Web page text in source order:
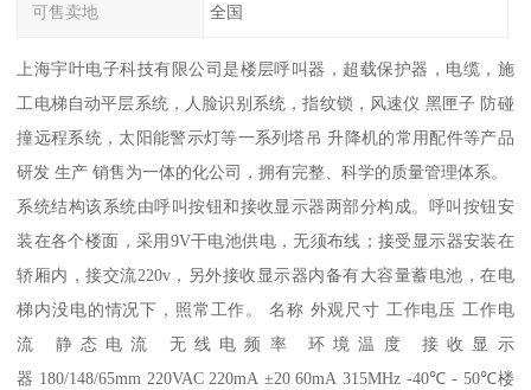
可售卖地 全国
上海宇叶电子科技有限公司是楼层呼叫器，超载保护器，电缆，施
工电梯自动平层系统，人脸识别系统，指纹锁，风速仪 黑匣子 防碰
撞远程系统，太阳能警示灯等一系列塔吊 升降机的常用配件等产品
研发 生产 销售为一体的化公司，拥有完整、科学的质量管理体系。
系统结构该系统由呼叫按钮和接收显示器两部分构成。呼叫按钮安
装在各个楼面，采用9V干电池供电，无须布线；接受显示器安装在
轿厢内，接交流220v，另外接收显示器内备有大容量蓄电池，在电
梯内没电的情况下，照常工作。 名称 外观尺寸 工作电压 工作电
流 静态电流 无线电频率 环境温度 接收显示
器 180/148/65mm 220VAC 220mA ±20 60mA 315MHz -40℃ - 50℃楼